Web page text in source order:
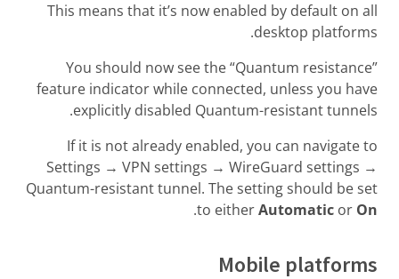
This means that it’s now enabled by default on all
desktop platforms.
You should now see the “Quantum resistance”
feature indicator while connected, unless you have
explicitly disabled Quantum-resistant tunnels.
If it is not already enabled, you can navigate to
Settings → VPN settings → WireGuard settings →
Quantum-resistant tunnel. The setting should be set
to eitherAutomatic or On
.
Mobile platforms